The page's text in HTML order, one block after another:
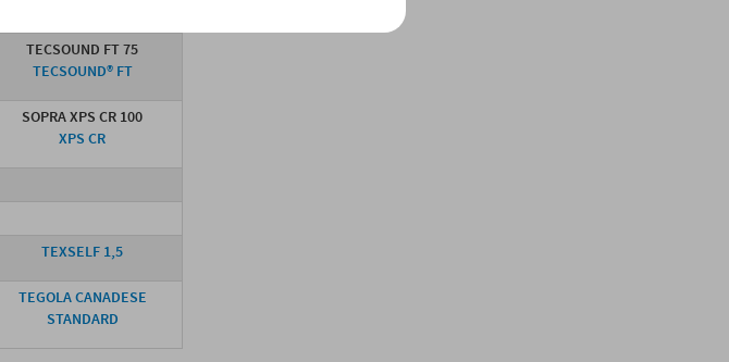
TECSOUND FT 75
TECSOUND® FT
SOPRA XPS CR 100
XPS CR
TEXSELF 1,5
TEGOLA CANADESE
STANDARD